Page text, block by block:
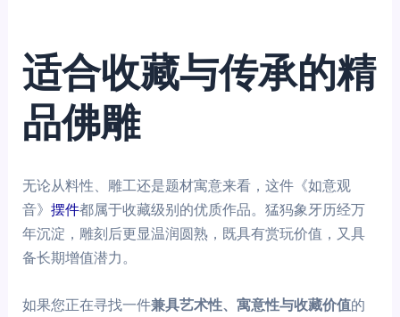
适合收藏与传承的精
品佛雕
无论从料性、雕工还是题材寓意来看，这件《如意观
音》摆件都属于收藏级别的优质作品。猛犸象牙历经万
年沉淀，雕刻后更显温润圆熟，既具有赏玩价值，又具
备长期增值潜力。
如果您正在寻找一件兼具艺术性、寓意性与收藏价值的